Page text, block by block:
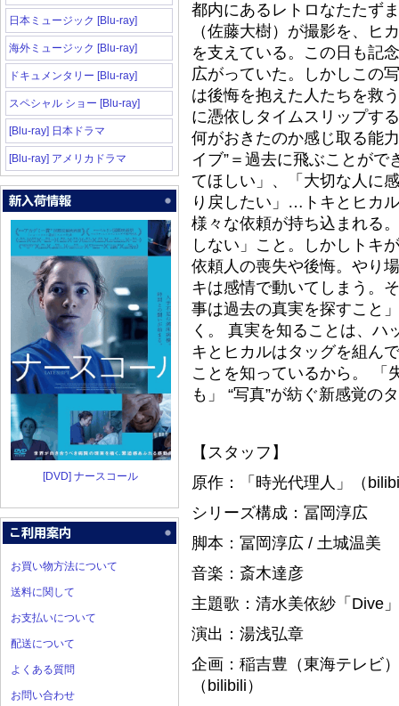
日本ミュージック [Blu-ray]
海外ミュージック [Blu-ray]
ドキュメンタリー [Blu-ray]
スペシャル ショー [Blu-ray]
[Blu-ray] 日本ドラマ
[Blu-ray] アメリカドラマ
[DVD] ナースコール
お買い物方法について
送料に関して
お支払いについて
配送について
よくある質問
お問い合わせ
都内にあるレトロなたたず
（佐藤大樹）が撮影を、ヒ
を支えている。この日も記
広がっていた。しかしこの
は後悔を抱えた人たちを救
に憑依しタイムスリップす
何がおきたのか感じ取る能
イブ”＝過去に飛ぶことが
てほしい」、「大切な人に
り戻したい」…トキとヒカ
様々な依頼が持ち込まれる
しない」こと。しかしトキ
依頼人の喪失や後悔。やり
キは感情で動いてしまう。
事は過去の真実を探すこと
く。 真実を知ることは、ハ
キとヒカルはタッグを組ん
ことを知っているから。 「
も」 “写真”が紡ぐ新感覚の
【スタッフ】
原作：「時光代理人」（
シリーズ構成：冨岡淳広
脚本：冨岡淳広 / 土城温美
音楽：斎木達彦
主題歌：清水美依紗「Dive
演出：湯浅弘章
企画：稲吉豊（東海テレビ
（bilibili）